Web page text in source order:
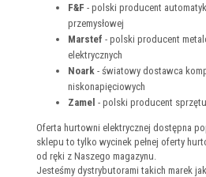
F&F - polski producent
przemysłowej
Marstef - polski producent
elektrycznych
Noark - światowy dostawca
niskonapięciowych
Zamel - polski producent
Oferta hurtowni elektrycznej dostępna
sklepu to tylko wycinek pełnej oferty
od ręki z Naszego magazynu.
Jesteśmy dystrybutorami takich marek